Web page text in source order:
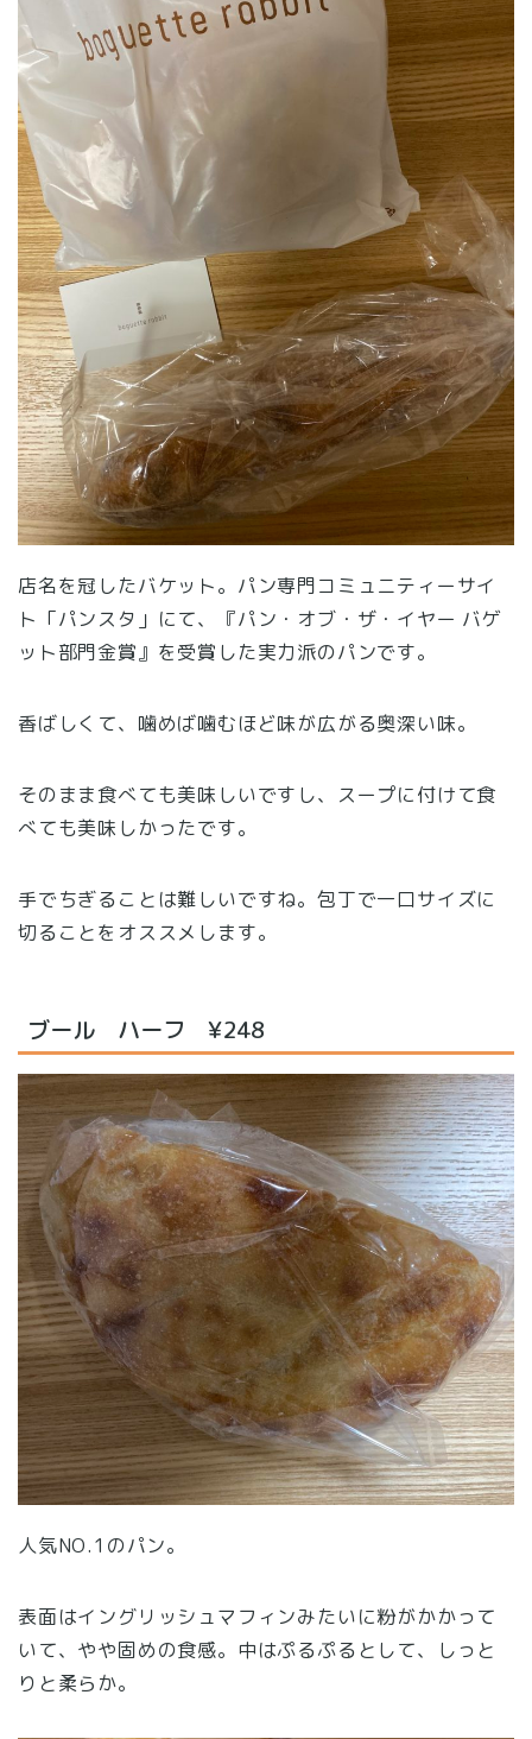
店名を冠したバケット。パン専門コミュニティーサイ
ト「パンスタ」にて、『パン・オブ・ザ・イヤー バゲ
ット部門金賞』を受賞した実力派のパンです。
香ばしくて、噛めば噛むほど味が広がる奥深い味。
そのまま食べても美味しいですし、スープに付けて食
べても美味しかったです。
手でちぎることは難しいですね。包丁で一口サイズに
切ることをオススメします。
ブール ハーフ ¥248
人気NO.1のパン。
表面はイングリッシュマフィンみたいに粉がかかって
いて、やや固めの食感。中はぷるぷるとして、しっと
りと柔らか。